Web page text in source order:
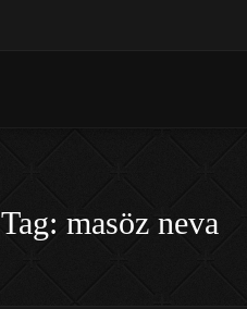
Tag: masöz neva